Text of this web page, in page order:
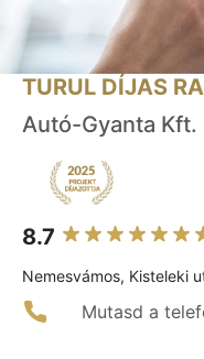
TURUL DÍJAS
Autó-Gyanta Kft.
8.7
Nemesvámos, Kisteleki
Mutasd a